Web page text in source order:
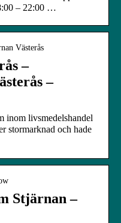
– 22:00 …
Västerås
–
–
inom livsmedelshandel
stormarknad och hade
Stjärnan –